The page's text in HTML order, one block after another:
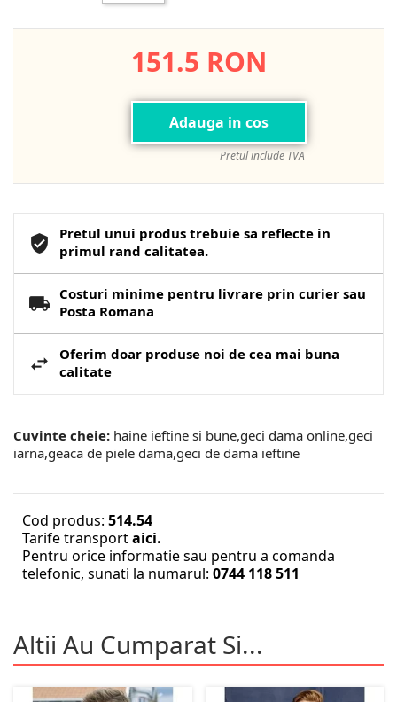
151.5 RON
Adauga in cos
Pretul include TVA
Pretul unui produs trebuie sa reflecte in
primul rand calitatea.
Costuri minime pentru livrare prin curier sau
Posta Romana
Oferim doar produse noi de cea mai buna
calitate
Cuvinte cheie: haine ieftine si bune,geci dama online,geci
iarna,geaca de piele dama,geci de dama ieftine
Cod produs: 514.54
Tarife transportaici.
Pentru orice informatie sau pentru a comanda
telefonic, sunati la numarul: 0744 118 511
Altii Au Cumparat Si...